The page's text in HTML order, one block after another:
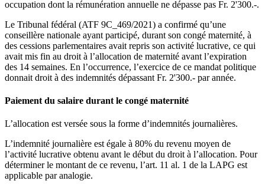
occupation dont la rémunération annuelle ne dépasse pas Fr. 2'300.-.
Le Tribunal fédéral (ATF 9C_469/2021) a confirmé qu’une
conseillère nationale ayant participé, durant son congé maternité, à
des cessions parlementaires avait repris son activité lucrative, ce qui
avait mis fin au droit à l’allocation de maternité avant l’expiration
des 14 semaines. En l’occurrence, l’exercice de ce mandat politique
donnait droit à des indemnités dépassant Fr. 2'300.- par année.
Paiement du salaire durant le congé maternité
L’allocation est versée sous la forme d’indemnités journalières.
L’indemnité journalière est égale à 80% du revenu moyen de
l’activité lucrative obtenu avant le début du droit à l’allocation. Pour
déterminer le montant de ce revenu, l’art. 11 al. 1 de la LAPG est
applicable par analogie.